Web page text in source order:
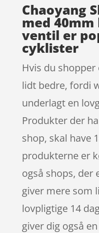
Chaoyang
med 40mm
ventil er
cyklister
Hvis du
lidt bedre, fordi
underlagt en
Produkter der
shop, skal have
produkterne er
også shops, der
giver mere som
lovpligtige 14
giver dig også